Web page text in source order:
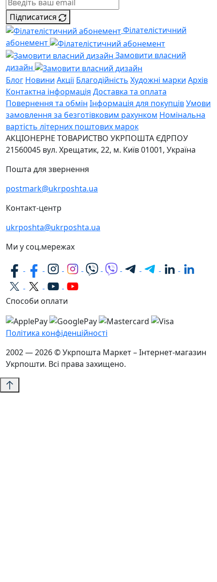
Підписатися
Філателістичний
абонемент
Замовити власний
дизайн
Блог Новини Акції Благодійність Художні марки Архів
Контактна інформація Доставка та оплата
Повернення та обмін Інформація для покупцівУмови
замовлення за безготівковим рахунком Номінальна
вартість літерних поштових марок
АКЦІОНЕРНЕ ТОВАРИСТВО УКРПОШТА ЄДРПОУ
21560045 вул. Хрещатик, 22, м. Київ01001, Україна
Пошта для звернення
postmark@ukrposhta.ua
Контакт-центр
ukrposhta@ukrposhta.ua
Ми у соц.мережах
Способи оплати
Політика конфіденційності
2002 — 2026 © Укрпошта Маркет – Інтернет-магазин
Укрпошти. Всі права захищено.